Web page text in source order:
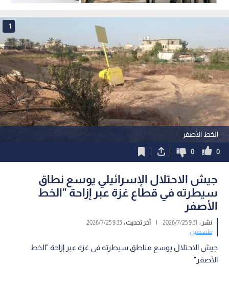
لمدة 48 ساعة.. فيديو
الخط الأصفر
1
0
0
جيش الاحتلال الإسرائيلي يوسع نطاق
سيطرته في قطاع غزة عبر إزاحة "الخط
الأصفر
نشر : 9:31 2026/7/25 آخر تحديث :9:33 2026/7/25
فلسطين
جيش الاحتلال يوسع مناطق سيطرته في غزة عبر إزاحة "الخط
الأصفر"